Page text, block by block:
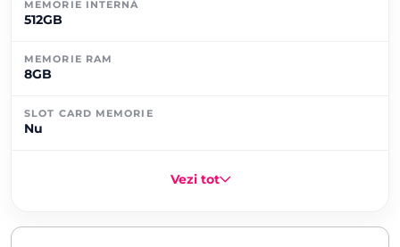
MEMORIE INTERNĂ
512GB
MEMORIE RAM
8GB
SLOT CARD MEMORIE
Nu
Vezi tot